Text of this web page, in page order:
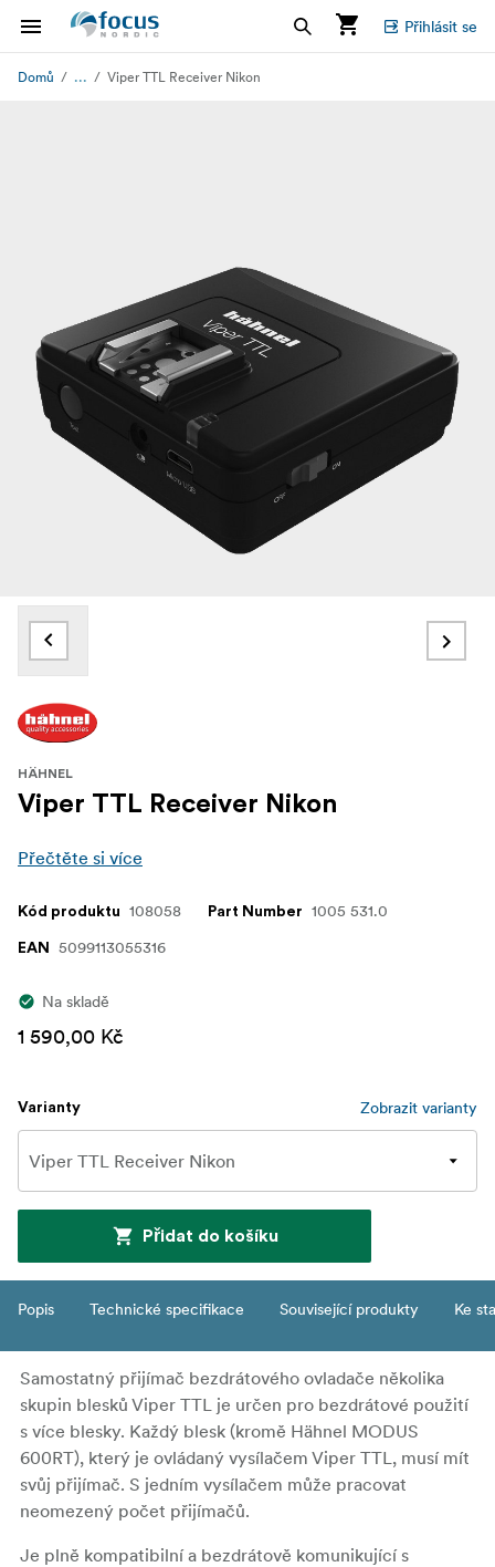
Přihlásit se
Domů ... Viper TTL Receiver Nikon
HÄHNEL
Viper TTL Receiver Nikon
Přečtěte si více
Kód produktu 108058 Part Number 1005 531.0
EAN 5099113055316
Na skladě
1 590,00 Kč
Varianty Zobrazit varianty
Přidat do košíku
Popis Technické specifikace Související produkty Ke
Samostatný přijímač bezdrátového ovladače několika
skupin blesků Viper TTL je určen pro bezdrátové použití
s více blesky. Každý blesk (kromě Hähnel MODUS
600RT), který je ovládaný vysílačem Viper TTL, musí mít
svůj přijímač. S jedním vysílačem může pracovat
neomezený počet přijímačů.
Je plně kompatibilní a bezdrátově komunikující s